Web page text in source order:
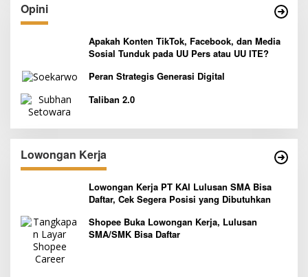
Opini
Apakah Konten TikTok, Facebook, dan Media
Sosial Tunduk pada UU Pers atau UU ITE?
Peran Strategis Generasi Digital
Taliban 2.0
Lowongan Kerja
Lowongan Kerja PT KAI Lulusan SMA Bisa
Daftar, Cek Segera Posisi yang Dibutuhkan
Shopee Buka Lowongan Kerja, Lulusan
SMA/SMK Bisa Daftar